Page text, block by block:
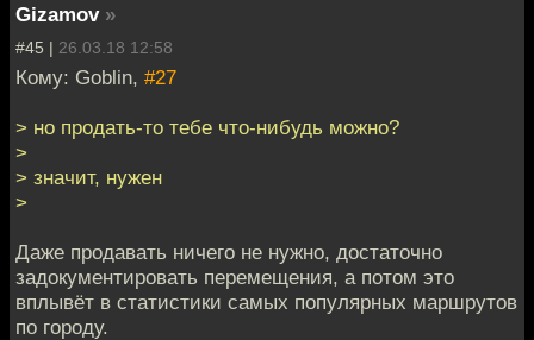
Gizamov »
#45 | 26.03.18 12:58
Кому: Goblin, #27
> но продать-то тебе что-нибудь можно?
>
> значит, нужен
>
Даже продавать ничего не нужно, достаточно
задокументировать перемещения, а потом это
вплывёт в статистики самых популярных маршрутов
по городу.